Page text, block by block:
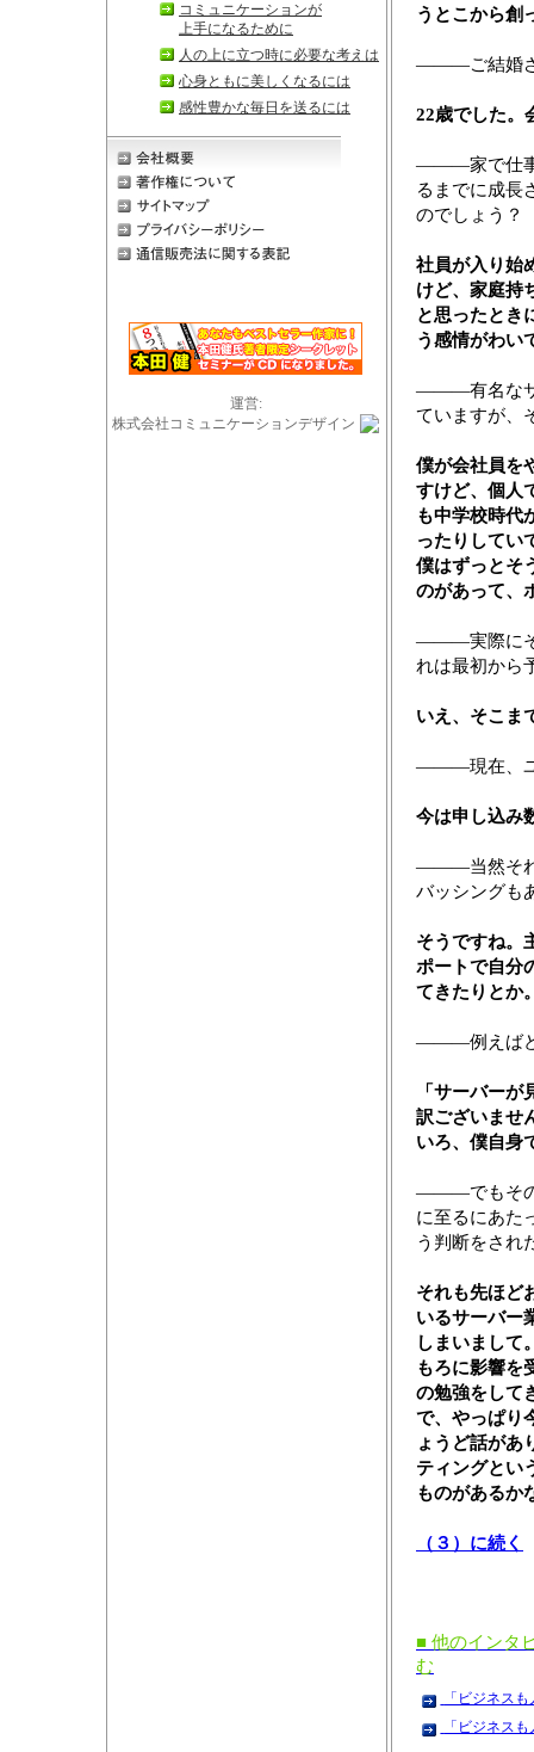
コミュニケーションが
上手になるために
人の上に立つ時に必要な考えは
心身ともに美しくなるには
感性豊かな毎日を送るには
運営:
株式会社コミュニケーションデザイン
うとこから創
―――ご結婚
22歳でした。
―――家で仕事
るまでに成長
のでしょう？
社員が入り始
けど、家庭持
と思ったとき
う感情がわい
―――有名なサ
ていますが、
僕が会社員を
すけど、個人
も中学校時代
ったりしてい
僕はずっとそ
のがあって、
―――実際にそ
れは最初から
いえ、そこま
―――現在、ユ
今は申し込み
―――当然それ
バッシングも
そうですね。
ポートで自分
てきたりとか
―――例えばど
「サーバー
訳ございませ
いろ、僕自身
―――でもその
に至るにあた
う判断をされ
それも先ほど
いるサーバー
しまいまして
もろに影響を
の勉強をして
で、やっぱり
ょうど話があ
ティングとい
ものがあるか
（３）に続く
■ 他のインタ
む
「ビジネス
「ビジネス